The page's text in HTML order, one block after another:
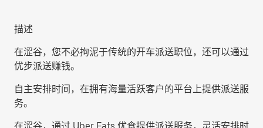
描述
在涩谷，您不必拘泥于传统的开车派送职位，还可以通过
优步派送赚钱。
自主安排时间，在拥有海量活跃客户的平台上提供派送服
务。